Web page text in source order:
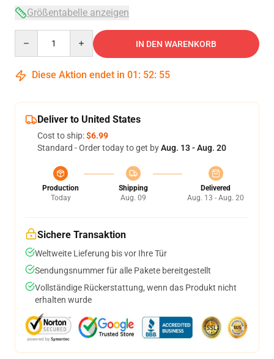
Größentabelle anzeigen
IN DEN WARENKORB
Diese Aktion endet in 01 : 52: 55
Deliver to United States
Cost to ship:$6.99
Standard - Order today to get byAug. 13 - Aug. 20
Production
Today
Shipping
Aug. 09
Delivered
Aug. 13 - Aug. 20
Sichere Transaktion
Weltweite Lieferung bis vor Ihre Tür
Sendungsnummer für alle Pakete bereitgestellt
Vollständige Rückerstattung, wenn das Produkt nicht
erhalten wurde